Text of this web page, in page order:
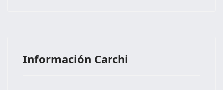
Información Carchi